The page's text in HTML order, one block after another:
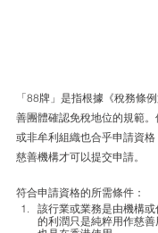
「88牌」是指根據《稅務條
善團體確認免稅地位的規範
或非牟利組織也合乎申請資
慈善機構才可以提交申請。
符合申請資格的所需條件：
該行業或業務是由機構
的利潤只是純粹用作慈